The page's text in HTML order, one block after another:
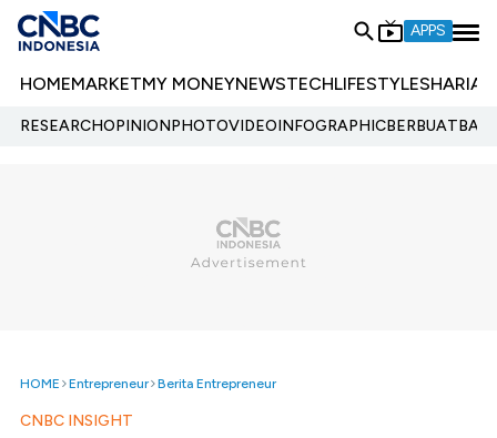
APPS
HOMEMARKETMY MONEYNEWSTECHLIFESTYLESHARIA
RESEARCHOPINIONPHOTOVIDEOINFOGRAPHIC
HOME Entrepreneur Berita Entrepreneur
CNBC INSIGHT